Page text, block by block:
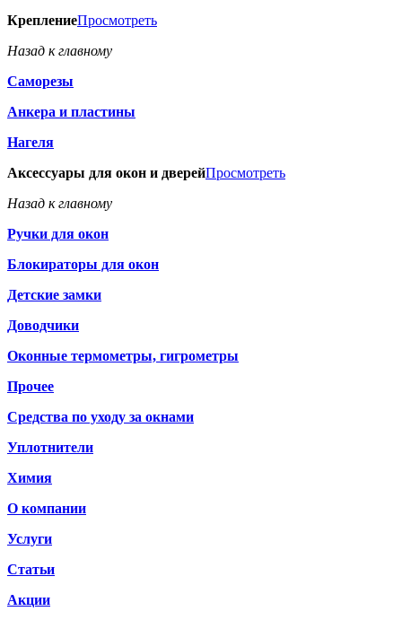
КреплениеПросмотреть
Назад к главному
Саморезы
Анкера и пластины
Нагеля
Аксессуары для окон и дверейПросмотреть
Назад к главному
Ручки для окон
Блокираторы для окон
Детские замки
Доводчики
Оконные термометры, гигрометры
Прочее
Средства по уходу за окнами
Уплотнители
Химия
О компании
Услуги
Статьи
Акции